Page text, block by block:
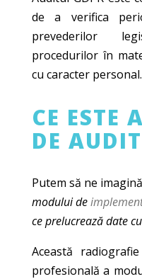
de a verifica
prevederilor
procedurilor în
cu caracter personal.
CE ESTE
DE
Putem să ne
modului de
ce prelucrează date
Această
profesională a